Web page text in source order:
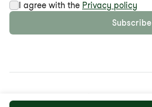
I agree with the Privacy policy
Subscribe